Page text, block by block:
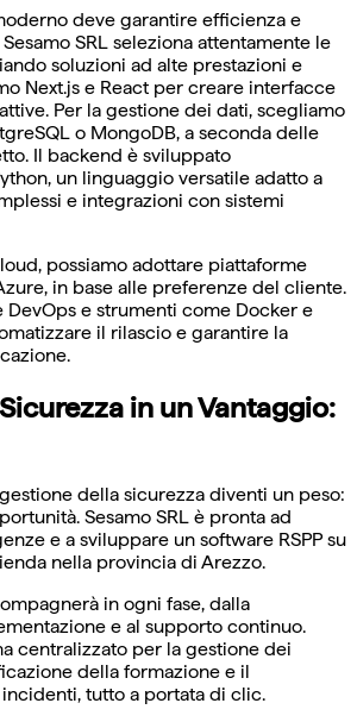
deve garantire efficienza e
SRL seleziona attentamente le
soluzioni ad alte prestazioni e
Next.js e React per creare interfacce
Per la gestione dei dati, scegliamo
o MongoDB, a seconda delle
Il backend è sviluppato
un linguaggio versatile adatto a
e integrazioni con sistemi
possiamo adottare piattaforme
in base alle preferenze del cliente.
e strumenti come Docker e
il rilascio e garantire la
in un Vantaggio:
della sicurezza diventi un peso:
Sesamo SRL è pronta ad
e a sviluppare un software RSPP su
nella provincia di Arezzo.
in ogni fase, dalla
e al supporto continuo.
centralizzato per la gestione dei
della formazione e il
tutto a portata di clic.